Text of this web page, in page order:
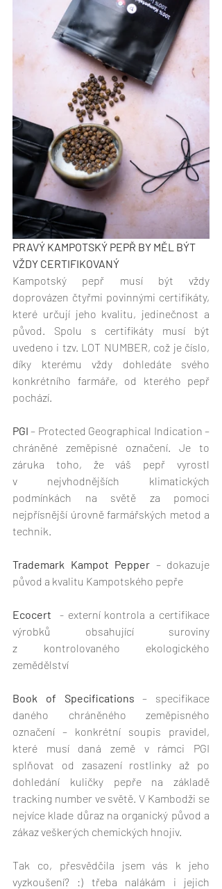
PRAVÝ KAMPOTSKÝ PEPŘ BY MĚL BÝT
VŽDY CERTIFIKOVANÝ
Kampotský pepř musí být vždy
doprovázen čtyřmi povinnými certifikáty,
které určují jeho kvalitu, jedinečnost a
původ. Spolu s certifikáty musí být
uvedeno i tzv. LOT NUMBER, což je číslo,
díky kterému vždy dohledáte svého
konkrétního farmáře, od kterého pepř
pochází.
PGI – Protected Geographical Indication –
chráněné zeměpisné označení. Je to
záruka toho, že váš pepř vyrostl
v nejvhodnějších klimatických
podmínkách na světě za pomoci
nejpřísnější úrovně farmářských metod a
technik.
Trademark Kampot Pepper – dokazuje
původ a kvalitu Kampotského pepře
Ecocert
  - externí kontrola a certifikace
výrobků obsahující suroviny
z kontrolovaného ekologického
zemědělství
Book of Specifications – specifikace
daného chráněného zeměpisného
označení – konkrétní soupis pravidel,
které musí daná země v rámci PGI
splňovat od zasazení rostlinky až po
dohledání kuličky pepře na základě
tracking number ve světě. V Kambodži se
nejvíce klade důraz na organický původ a
zákaz veškerých chemických hnojiv.
Tak co, přesvědčila jsem vás k jeho
vyzkoušení? :) třeba nalákám i jejich